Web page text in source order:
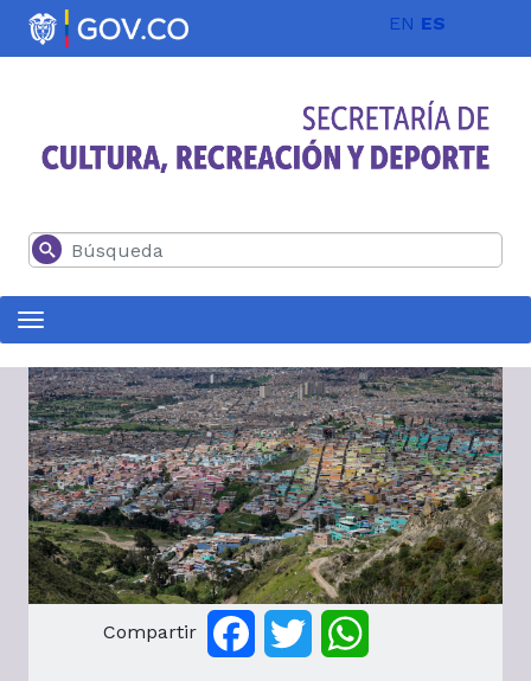
Pasar al contenido principal EN ES
Buscar
Compartir FacebookTwitter